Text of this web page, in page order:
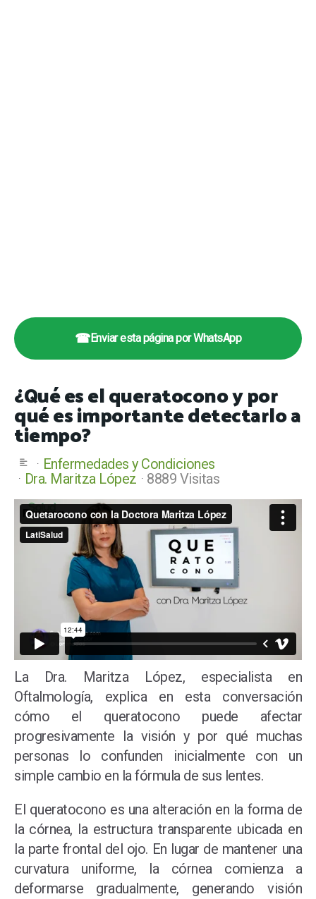
☎Enviar esta página por WhatsApp
¿Qué es el queratocono y por
qué es importante detectarlo a
tiempo?
Enfermedades y Condiciones
Dra. Maritza López
8889 Visitas
La Dra. Maritza López, especialista en
Oftalmología, explica en esta conversación
cómo el queratocono puede afectar
progresivamente la visión y por qué muchas
personas lo confunden inicialmente con un
simple cambio en la fórmula de sus lentes.
El queratocono es una alteración en la forma de
la córnea, la estructura transparente ubicada en
la parte frontal del ojo. En lugar de mantener una
curvatura uniforme, la córnea comienza a
deformarse gradualmente, generando visión